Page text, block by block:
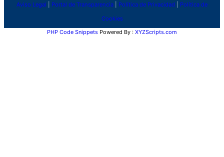
Aviso Legal Portal de Transparencia Política de Privacidad Política de
Cookies
PHP Code Snippets Powered By : XYZScripts.com